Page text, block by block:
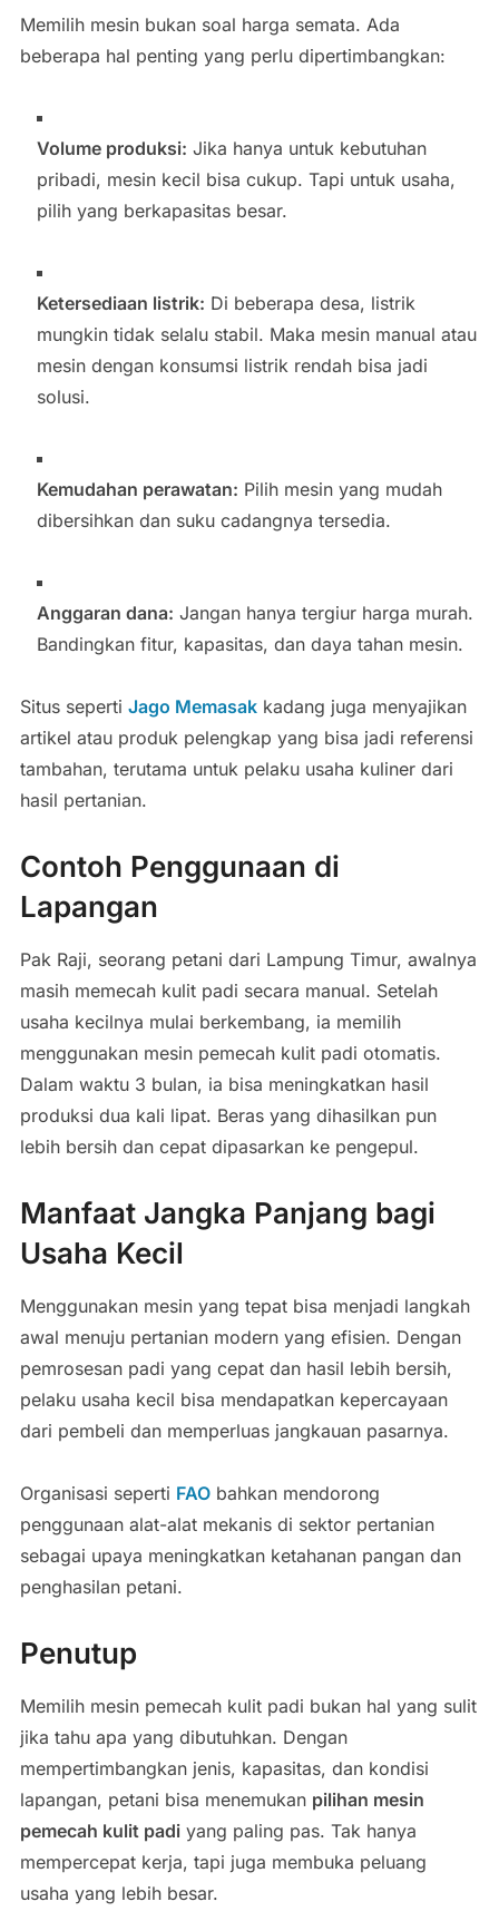
Memilih mesin bukan soal harga semata. Ada
beberapa hal penting yang perlu dipertimbangkan:
Volume produksi: Jika hanya untuk kebutuhan
pribadi, mesin kecil bisa cukup. Tapi untuk usaha,
pilih yang berkapasitas besar.
Ketersediaan listrik: Di beberapa desa, listrik
mungkin tidak selalu stabil. Maka mesin manual atau
mesin dengan konsumsi listrik rendah bisa jadi
solusi.
Kemudahan perawatan: Pilih mesin yang mudah
dibersihkan dan suku cadangnya tersedia.
Anggaran dana: Jangan hanya tergiur harga murah.
Bandingkan fitur, kapasitas, dan daya tahan mesin.
Situs seperti Jago Memasakkadang juga menyajikan
artikel atau produk pelengkap yang bisa jadi referensi
tambahan, terutama untuk pelaku usaha kuliner dari
hasil pertanian.
Contoh Penggunaan di
Lapangan
Pak Raji, seorang petani dari Lampung Timur, awalnya
masih memecah kulit padi secara manual. Setelah
usaha kecilnya mulai berkembang, ia memilih
menggunakan mesin pemecah kulit padi otomatis.
Dalam waktu 3 bulan, ia bisa meningkatkan hasil
produksi dua kali lipat. Beras yang dihasilkan pun
lebih bersih dan cepat dipasarkan ke pengepul.
Manfaat Jangka Panjang bagi
Usaha Kecil
Menggunakan mesin yang tepat bisa menjadi langkah
awal menuju pertanian modern yang efisien. Dengan
pemrosesan padi yang cepat dan hasil lebih bersih,
pelaku usaha kecil bisa mendapatkan kepercayaan
dari pembeli dan memperluas jangkauan pasarnya.
Organisasi seperti FAObahkan mendorong
penggunaan alat-alat mekanis di sektor pertanian
sebagai upaya meningkatkan ketahanan pangan dan
penghasilan petani.
Penutup
Memilih mesin pemecah kulit padi bukan hal yang sulit
jika tahu apa yang dibutuhkan. Dengan
mempertimbangkan jenis, kapasitas, dan kondisi
lapangan, petani bisa menemukan pilihan mesin
pemecah kulit padiyang paling pas. Tak hanya
mempercepat kerja, tapi juga membuka peluang
usaha yang lebih besar.